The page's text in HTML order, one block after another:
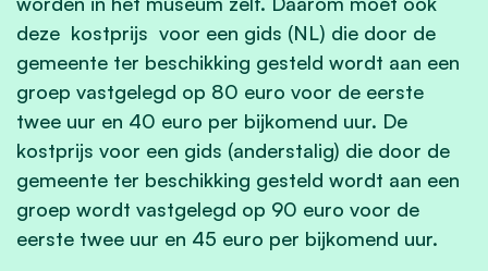
deze kostprijs voor een gids (NL) die door de
gemeente ter beschikking gesteld wordt aan een
groep vastgelegd op 80 euro voor de eerste
twee uur en 40 euro per bijkomend uur. De
kostprijs voor een gids (anderstalig) die door de
gemeente ter beschikking gesteld wordt aan een
groep wordt vastgelegd op 90 euro voor de
eerste twee uur en 45 euro per bijkomend uur.